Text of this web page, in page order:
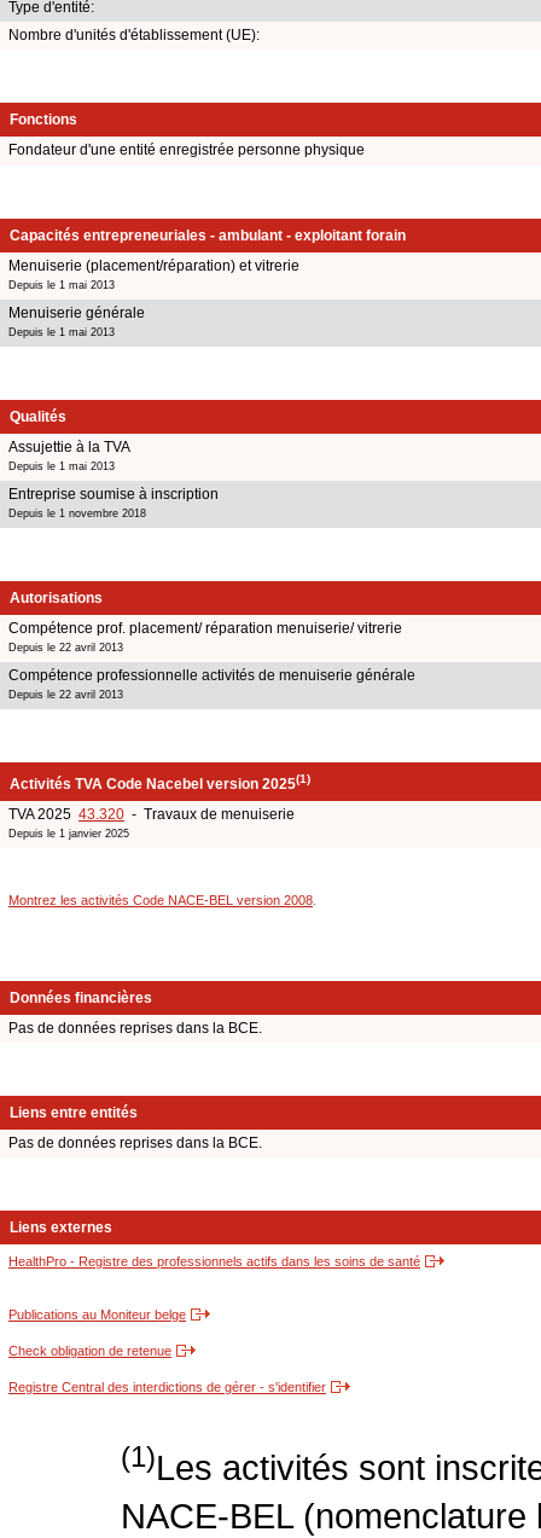
Type d'entité:
Nombre d'unités d'établissement (UE):
Fonctions
Fondateur d'une entité enregistrée personne physique
Capacités entrepreneuriales - ambulant - exploitant forain
Menuiserie (placement/réparation) et vitrerie
Depuis le 1 mai 2013
Menuiserie générale
Depuis le 1 mai 2013
Qualités
Assujettie à la TVA
Depuis le 1 mai 2013
Entreprise soumise à inscription
Depuis le 1 novembre 2018
Autorisations
Compétence prof. placement/ réparation menuiserie/ vitrerie
Depuis le 22 avril 2013
Compétence professionnelle activités de menuiserie générale
Depuis le 22 avril 2013
Activités TVA Code Nacebel version 2025(1)
TVA 2025 43.320 - Travaux de menuiserie
Depuis le 1 janvier 2025
Montrez les activités Code NACE-BEL version 2008
Données financières
Pas de données reprises dans la BCE.
Liens entre entités
Pas de données reprises dans la BCE.
Liens externes
HealthPro - Registre des professionnels actifs dans les soins de santé
Publications au Moniteur belge
Check obligation de retenue
Registre Central des interdictions de gérer - s'identifier
(1)Les activités sont
NACE-BEL